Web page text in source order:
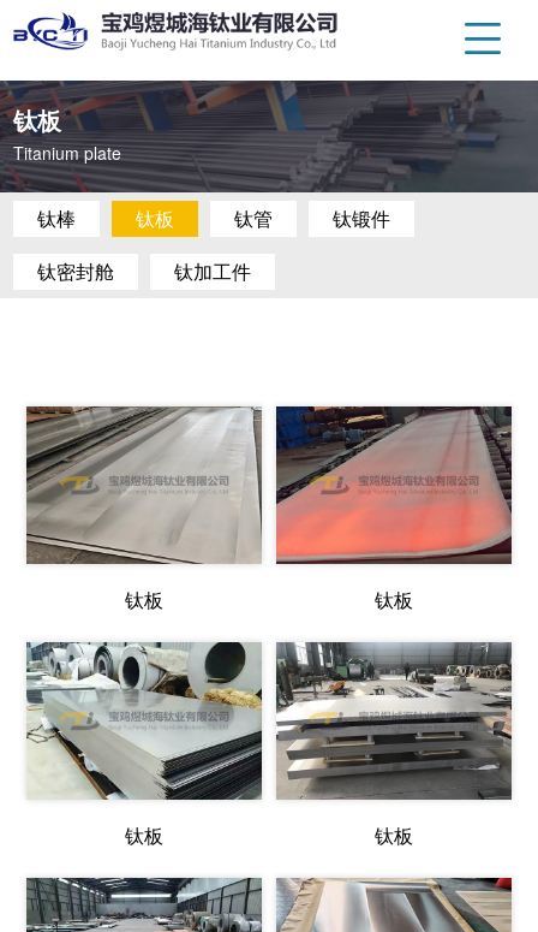
钛板
Titanium plate
钛棒 钛板 钛管
钛锻件
钛密封舱
钛加工件
钛板 钛板
钛板 钛板